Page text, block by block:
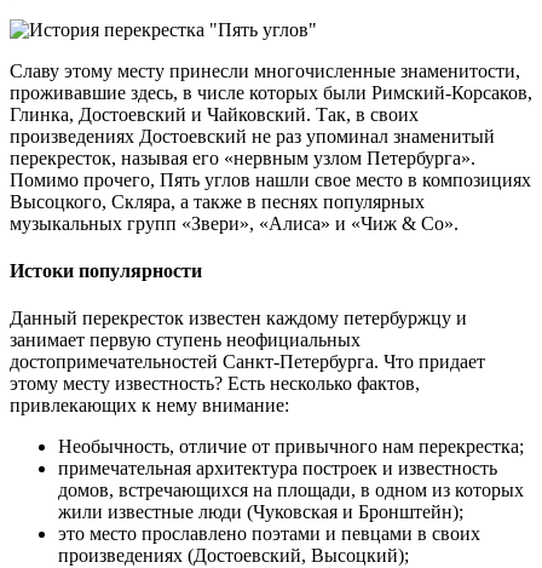
Славу этому месту принесли многочисленные знаменитости,
проживавшие здесь, в числе которых были Римский-Корсаков,
Глинка, Достоевский и Чайковский. Так, в своих
произведениях Достоевский не раз упоминал знаменитый
перекресток, называя его «нервным узлом Петербурга».
Помимо прочего, Пять углов нашли свое место в композициях
Высоцкого, Скляра, а также в песнях популярных
музыкальных групп «Звери», «Алиса» и «Чиж & Co».
Истоки популярности
Данный перекресток известен каждому петербуржцу и
занимает первую ступень неофициальных
достопримечательностей Санкт-Петербурга. Что придает
этому месту известность? Есть несколько фактов,
привлекающих к нему внимание:
Необычность, отличие от привычного нам перекрестка;
примечательная архитектура построек и известность
домов, встречающихся на площади, в одном из которых
жили известные люди (Чуковская и Бронштейн);
это место прославлено поэтами и певцами в своих
произведениях (Достоевский, Высоцкий);